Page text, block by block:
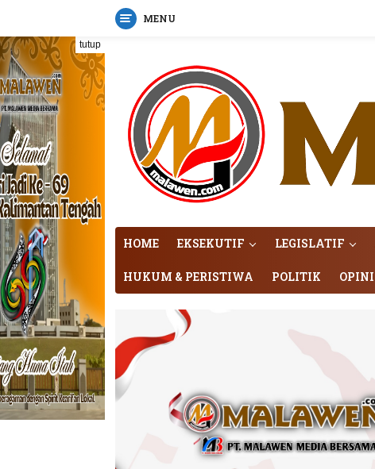
Langsung
ke
konten
MENU
tutup
HOME EKSEKUTIF LEGISLATIF
HUKUM & PERISTIWA POLITIK OPINI